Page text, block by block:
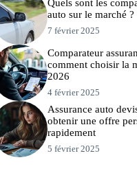
Quels sont les
auto sur le marché ?
7 février 2025
Comparateur
comment choisir la
2026
4 février 2025
Assurance auto
obtenir une offre
rapidement
5 février 2025